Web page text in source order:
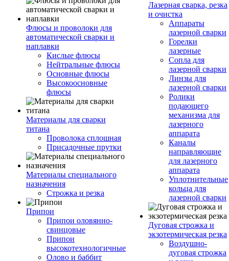
Флюсы и проволоки для
автоматической сварки и
наплавки
Кислые флюсы
Нейтральные флюсы
Основные флюсы
Высокоосновные
флюсы
Материалы для сварки
титана
Проволока сплошная
Присадочные прутки
Материалы специального
назначения
Строжка и резка
Припои
Припои оловянно-
свинцовые
Припои
высокотехнологичные
Олово и баббит
Лазерная сварка, резка
и очистка
Аппараты
лазерной сварки
Горелки
лазерные
Сопла для
лазерной сварки
Линзы для
лазерной сварки
Ролики
подающего
механизма для
лазерного
аппарата
Каналы
направляющие
для лазерного
аппарата
Уплотнительные
кольца для
лазерной сварки
Дуговая строжка и
экзотермическая резка
Воздушно-
дуговая строжка